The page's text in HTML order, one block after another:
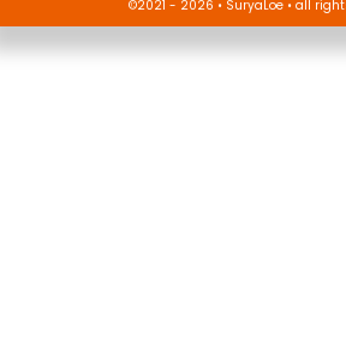
©2021 - 2026 • SuryaLoe • all